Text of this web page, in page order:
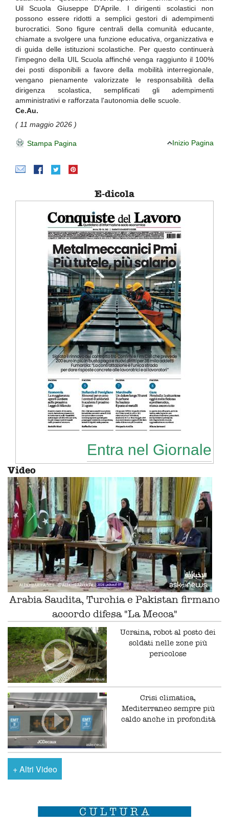
Uil Scuola Giuseppe D'Aprile. I dirigenti scolastici non
possono essere ridotti a semplici gestori di adempimenti
burocratici. Sono figure centrali della comunità educante,
chiamate a svolgere una funzione educativa, organizzativa e
di guida delle istituzioni scolastiche. Per questo continuerà
l'impegno della UIL Scuola affinché venga raggiunto il 100%
dei posti disponibili a favore della mobilità interregionale,
vengano pienamente valorizzate le responsabilità della
dirigenza scolastica, semplificati gli adempimenti
amministrativi e rafforzata l'autonomia delle scuole.
Ce.Au.
( 11 maggio 2026 )
Stampa Pagina Inizio Pagina
E-dicola
Entra nel Giornale
Video
Arabia Saudita, Turchia e Pakistan firmano
accordo difesa "La Mecca"
Ucraina, robot al posto dei
soldati nelle zone più
pericolose
Crisi climatica,
Mediterraneo sempre più
caldo anche in profondità
+Altri Video